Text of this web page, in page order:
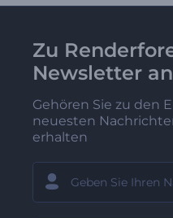
Zu
Newsletter
Gehören Sie zu den
neuesten
erhalten